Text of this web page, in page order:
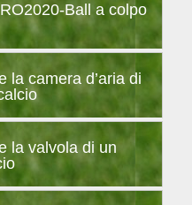
Ball a colpo
la camera d’aria di
la valvola di un